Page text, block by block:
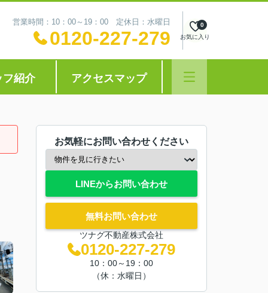
営業時間：10：00～19：00 定休日：水曜日
0120-227-279 お気に入り
0
フ紹介 アクセスマップ
お気軽にお問い合わせください
LINEからお問い合わせ
無料お問い合わせ
ツナグ不動産株式会社
0120-227-279
10：00～19：00
（休：水曜日）